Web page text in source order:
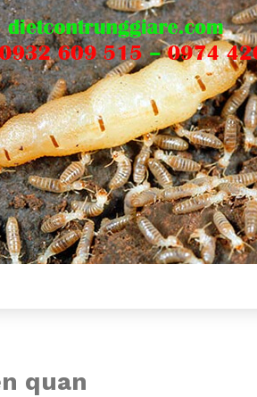
quan